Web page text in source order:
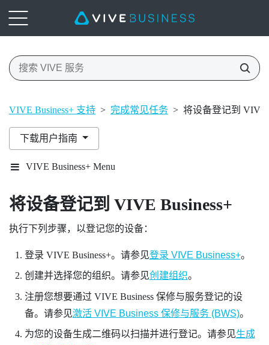
VIVE Business+ 支持 > 完成常见任务 > 将设备登记到 VIVE
下载用户指南
VIVE Business+ Menu
将设备登记到 VIVE Business+
执行下列步骤，以登记您的设备：
登录 VIVE Business+。请参见登录 VIVE Business+。
创建并选择您的组织。请参见创建组织。
注册您想要通过 VIVE Business 保修与服务登记的设
备。请参见激活 VIVE Business 保修与服务 (BWS)。
为您的设备生成二维码以扫描并进行登记。请参见生成